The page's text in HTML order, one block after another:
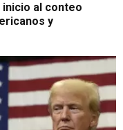
inicio al conteo
y